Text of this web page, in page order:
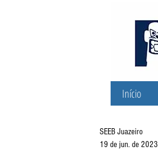
Início
SEEB Juazeiro
19 de jun. de 2023